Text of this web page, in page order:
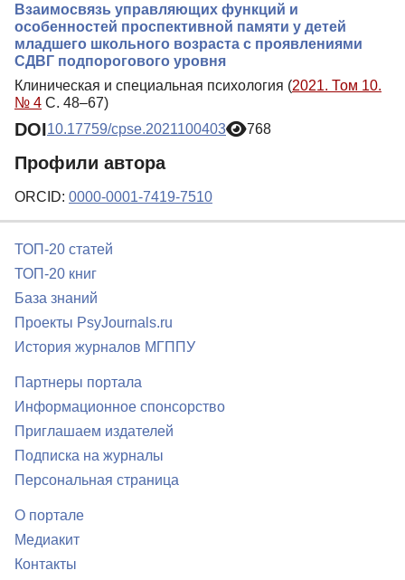
Взаимосвязь управляющих функций и
особенностей проспективной памяти у детей
младшего школьного возраста с проявлениями
СДВГ подпорогового уровня
Клиническая и специальная психология (2021. Том 10.
№ 4 С. 48–67)
DOI10.17759/cpse.2021100403 768
Профили автора
ORCID: 0000-0001-7419-7510
ТОП-20 статей
ТОП-20 книг
База знаний
Проекты PsyJournals.ru
История журналов МГППУ
Партнеры портала
Информационное спонсорство
Приглашаем издателей
Подписка на журналы
Персональная страница
О портале
Медиакит
Контакты